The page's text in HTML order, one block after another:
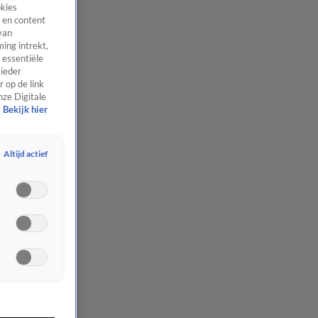
en content
intrekt,
op de link
Digitale
Bekijk hier
Altijd actief